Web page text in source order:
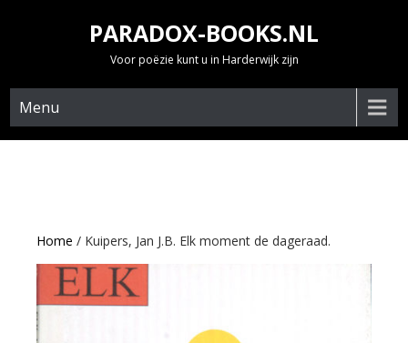
PARADOX-BOOKS.NL
Voor poëzie kunt u in Harderwijk zijn
Menu
Home / Kuipers, Jan J.B. Elk moment de dageraad.